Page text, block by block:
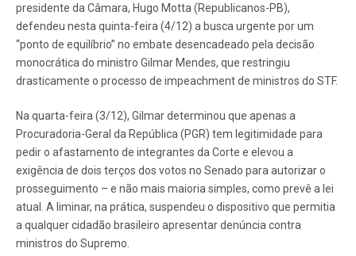
presidente da Câmara, Hugo Motta (Republicanos-PB),
defendeu nesta quinta-feira (4/12) a busca urgente por um
“ponto de equilíbrio” no embate desencadeado pela decisão
monocrática do ministro Gilmar Mendes, que restringiu
drasticamente o processo de impeachment de ministros do STF.
Na quarta-feira (3/12), Gilmar determinou que apenas a
Procuradoria-Geral da República (PGR) tem legitimidade para
pedir o afastamento de integrantes da Corte e elevou a
exigência de dois terços dos votos no Senado para autorizar o
prosseguimento – e não mais maioria simples, como prevê a lei
atual. A liminar, na prática, suspendeu o dispositivo que permitia
a qualquer cidadão brasileiro apresentar denúncia contra
ministros do Supremo.